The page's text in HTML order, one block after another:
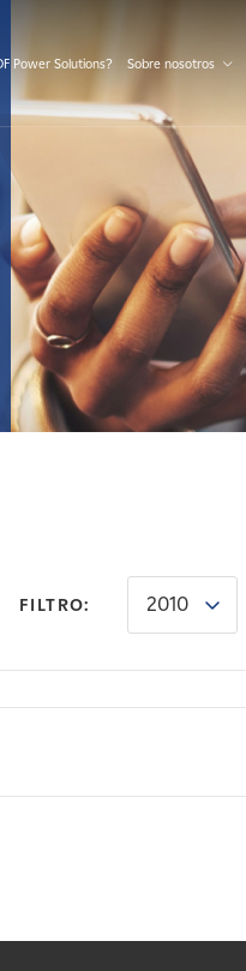
Power Solutions? Sobre nosotros
FILTRO: 2010